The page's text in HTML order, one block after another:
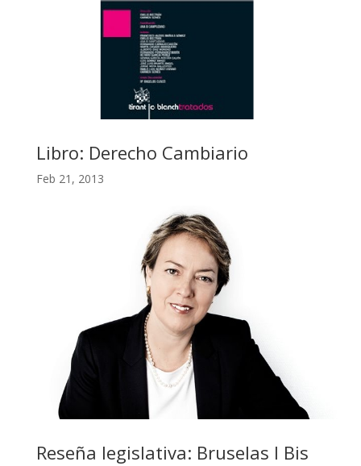
Libro: Derecho Cambiario
Feb 21, 2013
Reseña legislativa: Bruselas I Bis